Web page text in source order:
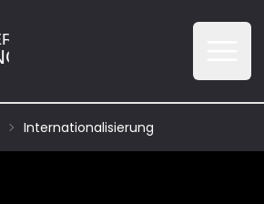
Internationalisierung